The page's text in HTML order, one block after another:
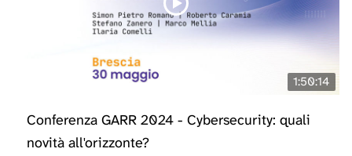
1:50:14
Conferenza GARR 2024 - Cybersecurity: quali
novità all'orizzonte?